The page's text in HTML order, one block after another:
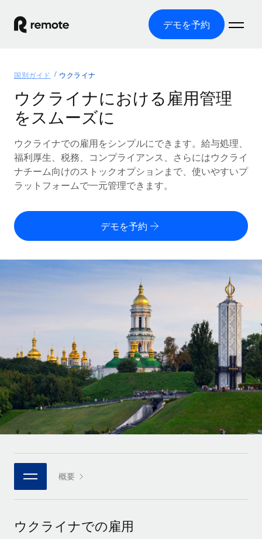
デモを予約
グローバル雇用
グローバル給与処理
コンプライアンス対応の給与処理を手軽に
Employer of Record（EOR）
グローバル展開をコストをかけずに実現
Contractor of Record
世界中の契約社員と法令を遵守して契約
世界中の契約社員をオンボーディングし、管理
複雑な雇用関連業務を外部委託
インフラ
Remote統合
人事機能をワークフローにシームレスに統合する
プラットフォーム
チームのための人事の基本機能を内蔵
接続 新しい
当社のMCPを使用して、あらゆるAIツールをRemoteに接続
統合
基本的なビジネスツールを活用して業務プロセスを効率化す
ソリューション
各国の制度に対応
国別ガイド
/国別のグローバル雇用支援を検索する
Remoteを他社と比較
成長中の企業向けのアジャイルなグローバルHR・給与処理ソ
リューション
ミッドマーケット
カスタマイズされた人事ソリューションでチームを拡大する
企業
大企業向けのグローバルHR
パートナーに登録
戦略的テクノロジーパートナー
グローバルな人事機能を柔軟に自社プラットフォームへ統合
当社とのパートナーシップの可能性を検討する
リソース
ツールと計算ツール
従業員コスト計算ツール
契約社員の報酬計算ツール
グローバルな契約社員向けに、通貨オプションと支払スピー
REMOTEで学習
リサーチおよびガイド
活用事例
HR用語集
チェックリストおよびテンプレート
職務内容ライブラリ
ウェビナー
イベント
ニュースルーム
価格
English
Nederlands
Deutsch
Español
Italiano
Português (Portugal)
日本語
한국어
ログイン
国別ガイド ウクライナ
ウクライナにおける雇用管理
をスムーズに
ウクライナでの雇用をシンプルにできます。給与処理、
福利厚生、税務、コンプライアンス、さらにはウクライ
ナチーム向けのストックオプションまで、使いやすいプ
ラットフォームで一元管理できます。
デモを予約
概要
ウクライナでの雇用